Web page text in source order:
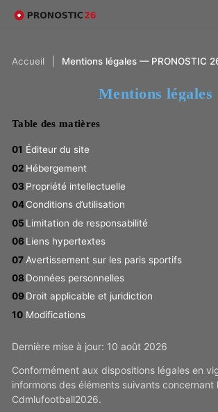
Accueil Mentions légales — PRONOSTIC
Mentions légales
Table des matières
Éditeur du site
Hébergement
Propriété intellectuelle
Conditions d’utilisation
Limitation de responsabilité
Liens hypertextes
Avertissement sur les paris sportifs
Données personnelles
Droit applicable et juridiction
Modifications
Dernière mise à jour: 10 août 2026
Conformément aux dispositions légales en
informons des éléments suivants concernant
Cdmlufootball2026.